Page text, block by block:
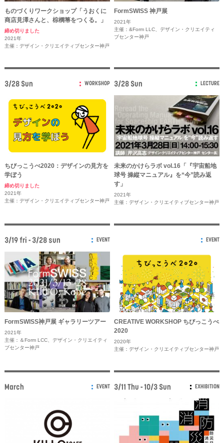
ものづくりワークショップ「うおくに
商店見澤さんと、棕櫚箒をつくる。」
締め切りました
2021年
主催：デザイン・クリエイティブセンター神戸
FormSWISS 神戸展
2021年
主催：&Form LLC、デザイン・クリエイティ
ブセンター神戸
3/28 Sun WORKSHOP
ちびっこうべ2020：デザインの見方を
学ぼう
締め切りました
2021年
主催：デザイン・クリエイティブセンター神戸
3/28 Sun LECTURE
未来のかけらラボ vol.16「『宇宙船地
球号 操縦マニュアル』を“今”読み返
す」
2021年
主催：デザイン・クリエイティブセンター神戸
3/19 fri - 3/28 sun EVENT
FormSWISS神戸展 ギャラリーツアー
2021年
主催：＆Form LCC、デザイン・クリエイティ
ブセンター神戸
EVENT
CREATIVE WORKSHOP ちびっこうべ
2020
2020年
主催：デザイン・クリエイティブセンター神戸
March EVENT 3/11 Thu - 10/3 Sun EXHIBITION